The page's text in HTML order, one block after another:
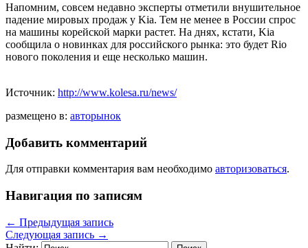
Напомним, совсем недавно эксперты отметили внушительное
падение мировых продаж у Kia. Тем не менее в России спрос
на машины корейской марки растет. На днях, кстати, Kia
сообщила о новинках для российского рынка: это будет Rio
нового поколения и еще несколько машин.
Источник: http://www.kolesa.ru/news/
размещено в: авторынок
Добавить комментарий
Для отправки комментария вам необходимо авторизоваться.
Навигация по записям
← Предыдущая запись
Следующая запись →